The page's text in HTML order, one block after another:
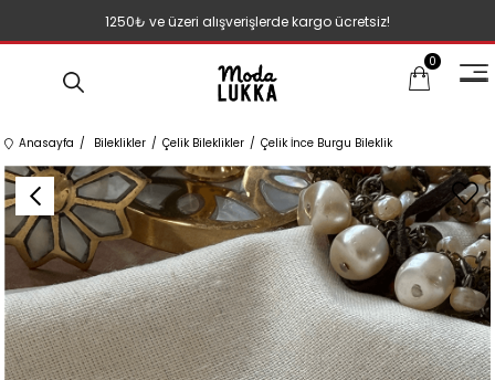
1250₺ ve üzeri alışverişlerde kargo ücretsiz!
0
Anasayfa Bileklikler Çelik Bileklikler Çelik İnce Burgu Bileklik